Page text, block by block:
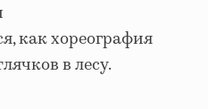
как хореография
в лесу.